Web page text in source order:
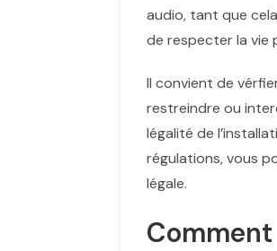
audio, tant que
de respecter la vie
Il convient de
restreindre ou
légalité de
régulations, vous
légale.